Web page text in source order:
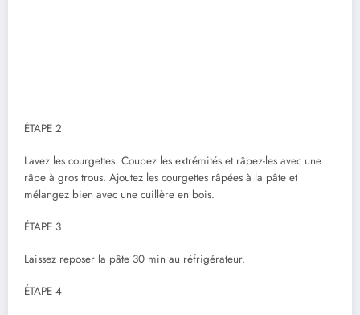
ÉTAPE 2
Lavez les courgettes. Coupez les extrémités et râpez-les avec une
râpe à gros trous. Ajoutez les courgettes râpées à la pâte et
mélangez bien avec une cuillère en bois.
ÉTAPE 3
Laissez reposer la pâte 30 min au réfrigérateur.
ÉTAPE 4